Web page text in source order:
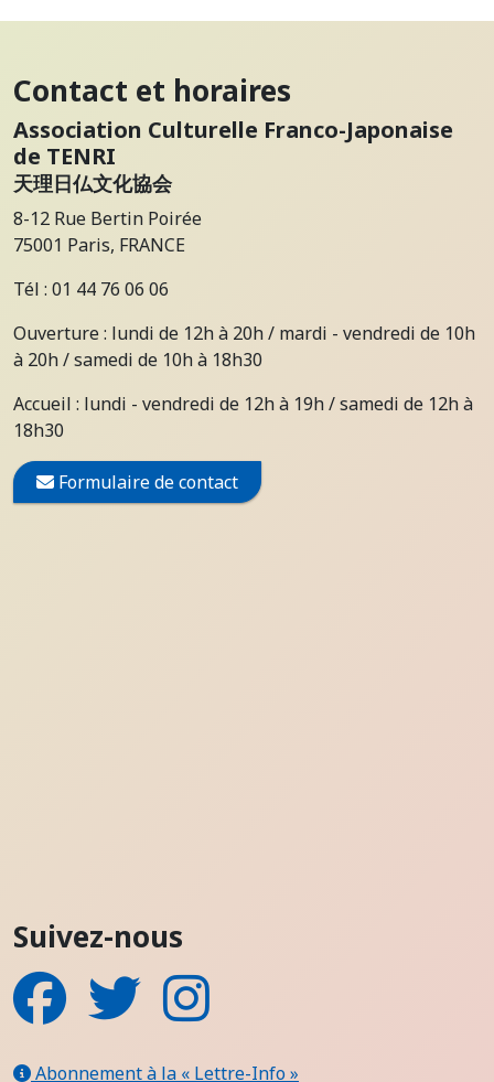
Contact et horaires
Association Culturelle Franco-Japonaise
de TENRI
天理日仏文化協会
8-12 Rue Bertin Poirée
75001 Paris, FRANCE
Tél : 01 44 76 06 06
Ouverture : lundi de 12h à 20h / mardi - vendredi de 10h
à 20h / samedi de 10h à 18h30
Accueil : lundi - vendredi de 12h à 19h / samedi de 12h à
18h30
Formulaire de contact
Suivez-nous
FacebookTwitter Instagram
Abonnement à la « Lettre-Info »